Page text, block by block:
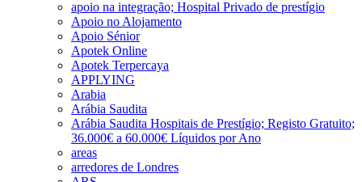
apoio na integração; Hospital Privado de prestígio
Apoio no Alojamento
Apoio Sénior
Apotek Online
Apotek Terpercaya
APPLYING
Arabia
Arábia Saudita
Arábia Saudita Hospitais de Prestígio; Registo Gratuito;
36.000€ a 60.000€ Líquidos por Ano
areas
arredores de Londres